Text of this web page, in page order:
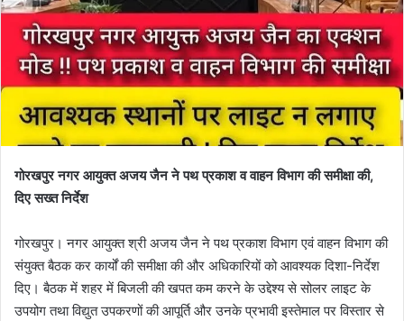
गोरखपुर नगर आयुक्त अजय जैन ने पथ प्रकाश व वाहन विभाग की समीक्षा की,
दिए सख्त निर्देश
गोरखपुर। नगर आयुक्त श्री अजय जैन ने पथ प्रकाश विभाग एवं वाहन विभाग की
संयुक्त बैठक कर कार्यों की समीक्षा की और अधिकारियों को आवश्यक दिशा-निर्देश
दिए। बैठक में शहर में बिजली की खपत कम करने के उद्देश्य से सोलर लाइट के
उपयोग तथा विद्युत उपकरणों की आपूर्ति और उनके प्रभावी इस्तेमाल पर विस्तार से